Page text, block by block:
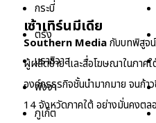
กระบี่
ตรัง
นราธิวาส
พังงา
ภูเก็ต
เซ้าเทิร์นมีเดีย
Southern Mediaกับบทพิสูจน์
ผู้ผลิตป้าย และสื่อโฆษณาในภาคใ
องค์กรธุรกิจชั้นนำมากมาย จนก้
14 จังหวัดภาคใต้ อย่างมั่นคงตล